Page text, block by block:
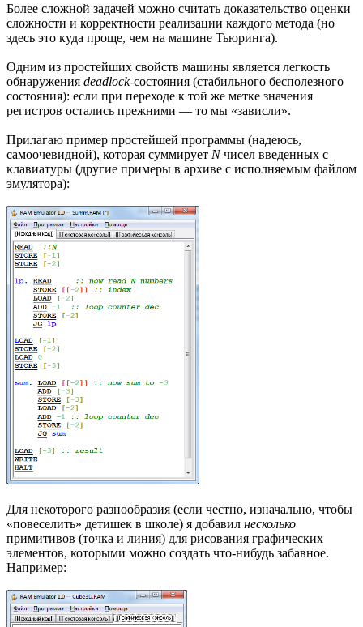
Более сложной задачей можно считать доказательство оценки
сложности и корректности реализации каждого метода (но
здесь это куда проще, чем на машине Тьюринга).
Одним из простейших свойств машины является легкость
обнаружения deadlock-состояния (стабильного бесполезного
состояния): если при переходе к той же метке значения
регистров остались прежними — то мы «зависли».
Прилагаю пример простейшей программы (надеюсь,
самоочевидной), которая суммирует Nчисел введенных с
клавиатуры (другие примеры в архиве с исполняемым файлом
эмулятора):
Для некоторого разнообразия (если честно, изначально, чтобы
«повеселить» детишек в школе) я добавил несколько
примитивов (точка и линия) для рисования графических
элементов, которыми можно создать что-нибудь забавное.
Например: